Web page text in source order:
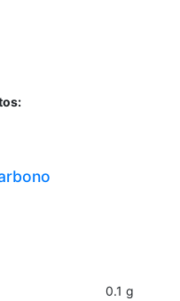
0.1 g